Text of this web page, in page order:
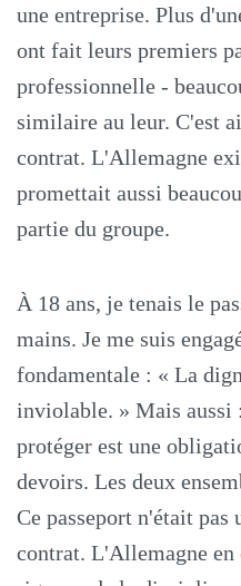
une entreprise. Plus
ont fait leurs premiers
professionnelle -
similaire au leur. C'est
contrat. L'Allemagne
promettait aussi
partie du groupe.
À 18 ans, je tenais le
mains. Je me suis
fondamentale : « La
inviolable. » Mais aussi
protéger est une
devoirs. Les deux
Ce passeport n'était pas
contrat. L'Allemagne